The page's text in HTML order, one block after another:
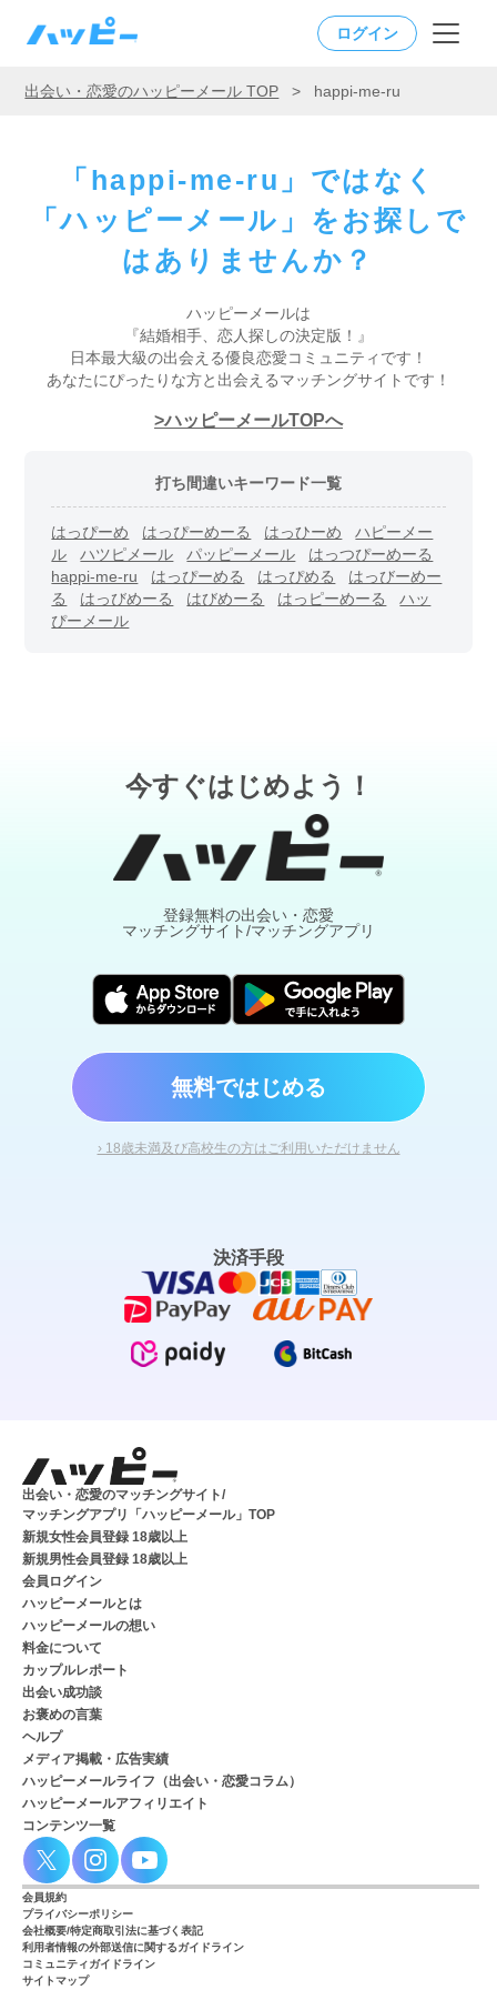
ログイン
出会い・恋愛のハッピーメール TOP > happi-me-ru
「happi-me-ru」ではなく
「ハッピーメール」をお探しで
はありませんか？
ハッピーメールは
『結婚相手、恋人探しの決定版！』
日本最大級の出会える優良恋愛コミュニティです！
あなたにぴったりな方と出会えるマッチングサイトです！
ハッピーメールTOPへ
打ち間違いキーワード一覧
はっぴーめ はっぴーめーる はっひーめ
ハピーメー
ル
ハツピメール パッピーメール
はっつぴーめーる
happi-me-ru
はっぴーめる はっぴめる
はっびーめー
る
はっびめーる はびめーる はっピーめーる
ハッ
ぴーメール
今すぐはじめよう！
登録無料の出会い・恋愛
マッチングサイト/マッチングアプリ
無料ではじめる
› 18歳未満及び高校生の方はご利用いただけません
決済手段
出会い・恋愛のマッチングサイト/
マッチングアプリ「ハッピーメール」TOP
新規女性会員登録 18歳以上
新規男性会員登録 18歳以上
会員ログイン
ハッピーメールとは
ハッピーメールの想い
料金について
カップルレポート
出会い成功談
お褒めの言葉
ヘルプ
メディア掲載・広告実績
ハッピーメールライフ（出会い・恋愛コラム）
ハッピーメールアフィリエイト
コンテンツ一覧
会員規約
プライバシーポリシー
会社概要/特定商取引法に基づく表記
利用者情報の外部送信に関するガイドライン
コミュニティガイドライン
サイトマップ